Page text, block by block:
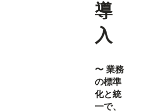
導
入
〜 業務
の標準
化と統
一で、